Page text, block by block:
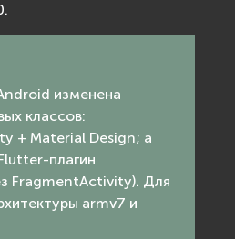
изменена
классов:
+ Material Design; а
плагин
FragmentActivity). Для
armv7 и